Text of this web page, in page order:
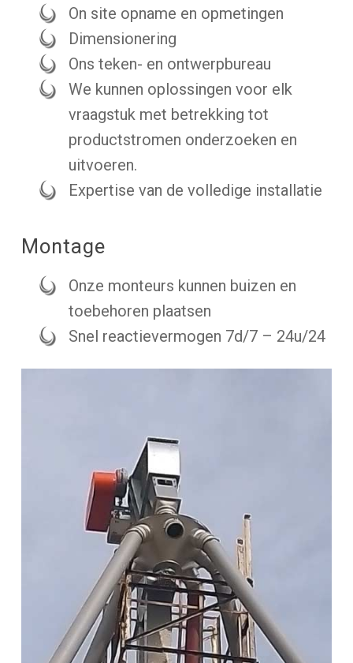
On site opname en opmetingen
Dimensionering
Ons teken- en ontwerpbureau
We kunnen oplossingen voor elk
vraagstuk met betrekking tot
productstromen onderzoeken en
uitvoeren.
Expertise van de volledige installatie
Montage
Onze monteurs kunnen buizen en
toebehoren plaatsen
Snel reactievermogen 7d/7 – 24u/24